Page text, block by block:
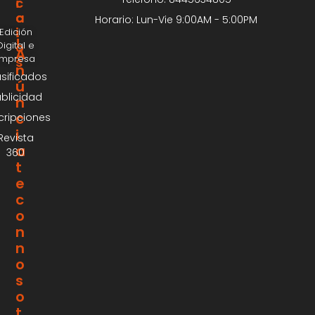
¡
A
n
ú
n
c
i
a
t
e
c
o
n
n
o
s
o
C
I
O
S
360
A
e
Horario: Lun-Vie 9:00AM - 5:00PM